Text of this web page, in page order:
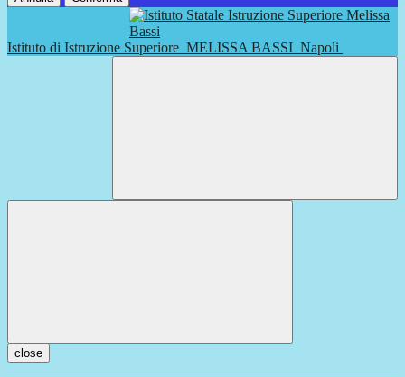
Istituto di Istruzione Superiore MELISSA BASSI Napoli
close